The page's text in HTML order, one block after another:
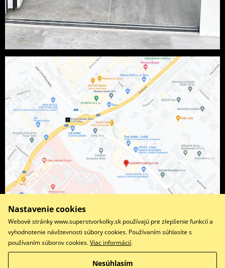
Facebook
Nastavenie cookies
Webové stránky www.superstvorkolky.sk používajú pre zlepšenie funkcií a
vyhodnotenie návštevnosti súbory cookies. Používaním súhlasíte s
používaním súborov cookies.Viac informácií.
Nesúhlasím